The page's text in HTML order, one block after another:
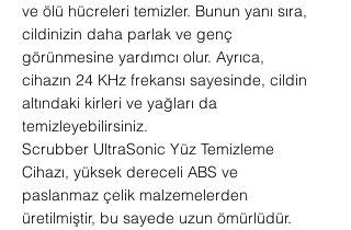
ve ölü hücreleri temizler. Bunun yanı sıra,
cildinizin daha parlak ve genç
görünmesine yardımcı olur. Ayrıca,
cihazın 24 KHz frekansı sayesinde, cildin
altındaki kirleri ve yağları da
temizleyebilirsiniz.
Scrubber UltraSonic Yüz Temizleme
Cihazı, yüksek dereceli ABS ve
paslanmaz çelik malzemelerden
üretilmiştir, bu sayede uzun ömürlüdür.